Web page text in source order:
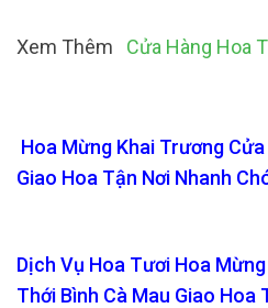
Xem Thêm Cửa Hàng Hoa
Hoa Mừng Khai Trương
Giao Hoa Tận Nơi Nhanh
Dịch Vụ Hoa Tươi Hoa
Thới Bình Cà Mau Giao Hoa